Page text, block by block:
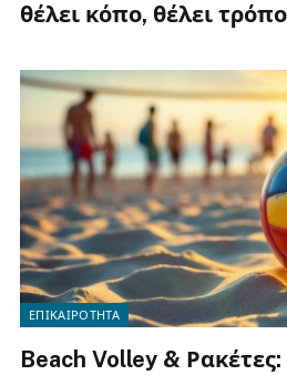
θέλει κόπο, θέλει τρόπο
ΕΠΙΚΑΙΡΟΤΗΤΑ
Beach Volley &